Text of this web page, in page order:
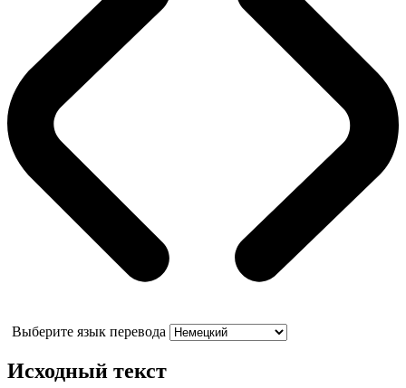
Выберите язык перевода
Исходный текст